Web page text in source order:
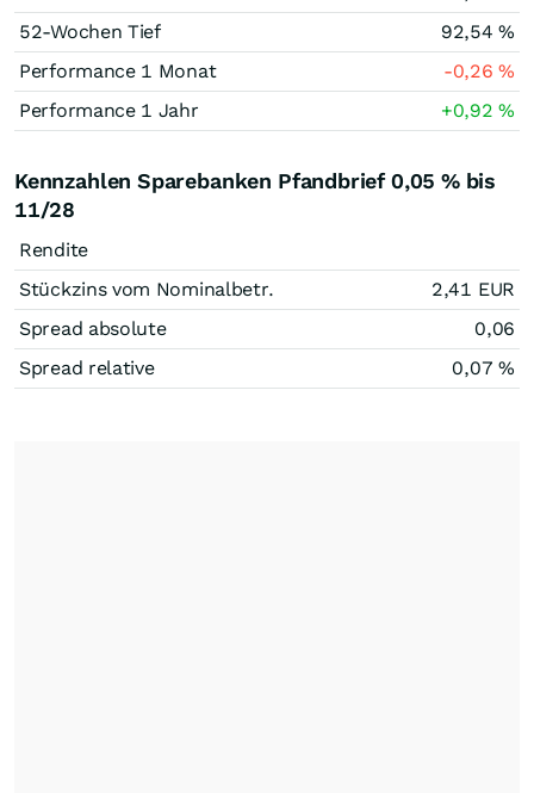
52-Wochen Tief
92,54%
Performance 1 Monat
-0,26%
Performance 1 Jahr
+0,92%
Kennzahlen Sparebanken Pfandbrief 0,05 % bis
11/28
Rendite
Stückzins vom Nominalbetr.
2,41 EUR
Spread absolute
0,06
Spread relative
0,07 %